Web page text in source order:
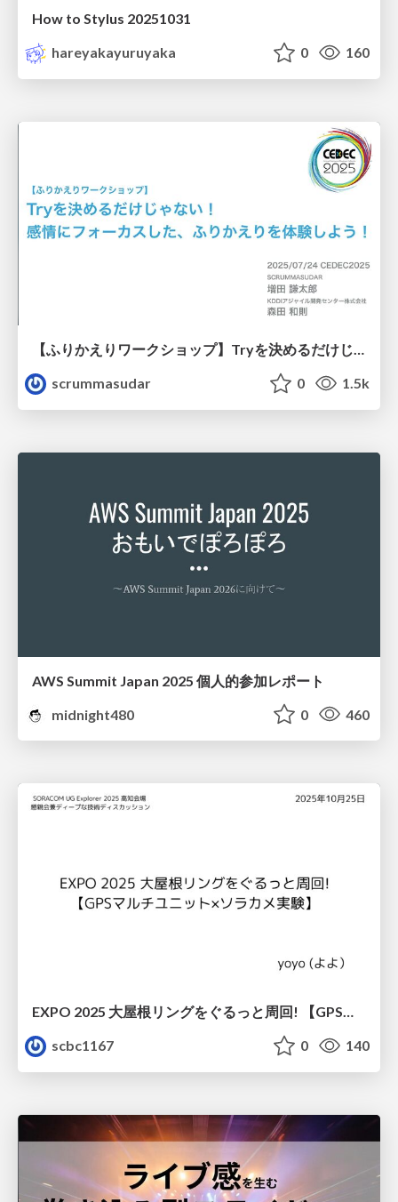
How to Stylus 20251031
hareyakayuruyaka
0 160
【ふりかえりワークショップ】Tryを決めるだけじゃない！感情にフォーカスした、ふりかえりを体験しよう！
scrummasudar
0 1.5k
AWS Summit Japan 2025 個人的参加レポート
midnight480
0 460
EXPO 2025 大屋根リングをぐるっと周回! 【GPSマルチユニット×ソラカメ実験】
scbc1167
0 140